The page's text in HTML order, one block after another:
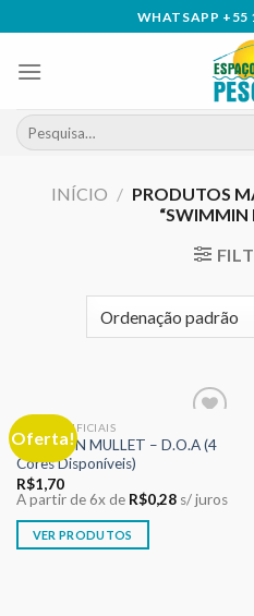
to
content
WHATSAPP +55
Pesquisar
por:
INÍCIO / PRODUTOS
“SWIMMIN
Oferta!
Adicionar
aos meus
ISCAS ARTIFICIAIS
SWIMMIN MULLET – D.O.A (4
Cores Disponíveis)
R$1,70
A partir de 6x de R$0,28 s/ juros
VER PRODUTOS